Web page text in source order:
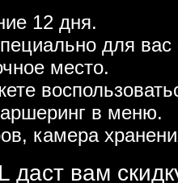
12 дня.
для
место.
в меню.
камера
даст вам